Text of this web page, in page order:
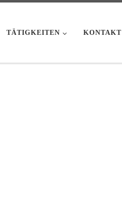
TÄTIGKEITEN KONTAKT